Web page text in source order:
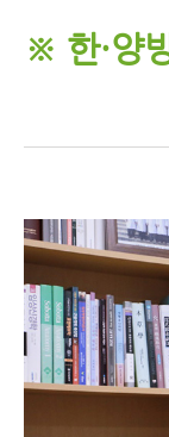
※ 한·양